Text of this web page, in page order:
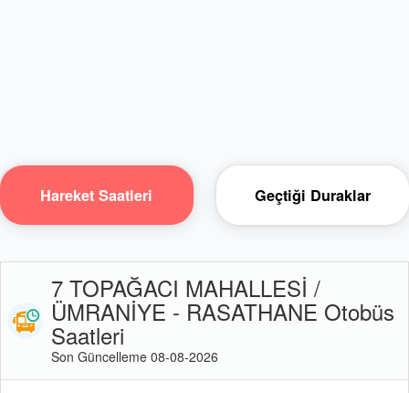
Hareket Saatleri Geçtiği Duraklar
7 TOPAĞACI MAHALLESİ /
ÜMRANİYE - RASATHANE Otobüs
Saatleri
Son Güncelleme 08-08-2026